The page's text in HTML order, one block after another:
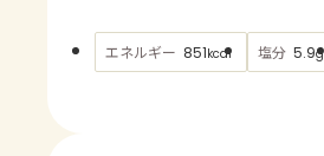
エネルギー 851kcal 塩分 5.9g